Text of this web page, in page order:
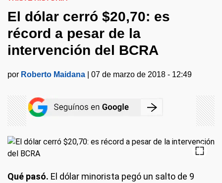
El dólar cerró $20,70: es
récord a pesar de la
intervención del BCRA
por Roberto Maidana 07 de marzo de 2018 - 12:49
Qué pasó. El dólar minorista pegó un salto de 9